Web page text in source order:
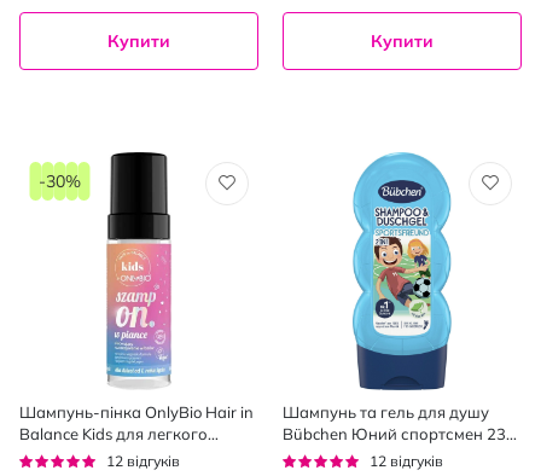
Купити Купити
Шампунь-пінка OnlyBio Hair in
Balance Kids для легкого
розчісування волосся 150 мл
Рейтинг:
12 відгуків
-30%
Шампунь та гель для душу
Bübchen Юний спортсмен 230
мл
Рейтинг:
12 відгуків